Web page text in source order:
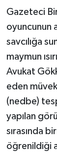
Gazeteci
oyuncunun
savcılığa
maymun
Avukat
eden
(nedbe)
yapılan
sırasında
öğrenildiği